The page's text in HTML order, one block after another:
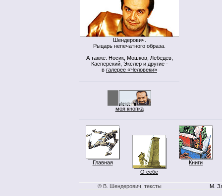
Шендерович.
Рыцарь непечатного образа.
А также: Носик, Мошков, Лебедев,
Касперский, Экслер и другие -
в галерее «Человеки»
моя кнопка
Главная
О себе
Книги
© В. Шендерович, тексты М.